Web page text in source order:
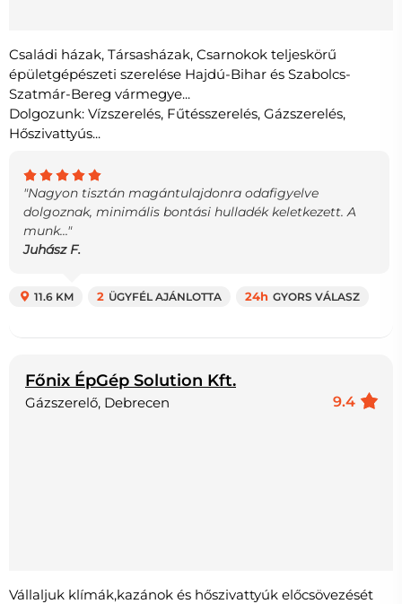
Családi házak, Társasházak, Csarnokok teljeskörű
épületgépészeti szerelése Hajdú-Bihar és Szabolcs-
Szatmár-Bereg vármegye...
Dolgozunk: Vízszerelés, Fűtésszerelés, Gázszerelés,
Hőszivattyús...
"Nagyon tisztán magántulajdonra odafigyelve
dolgoznak, minimális bontási hulladék keletkezett. A
munk..."
Juhász F.
11.6 KM 2 ÜGYFÉL AJÁNLOTTA 24h GYORS VÁLASZ
Főnix ÉpGép Solution Kft.
9.4
Gázszerelő, Debrecen
Vállaljuk klímák,kazánok és hőszivattyúk előcsövezését